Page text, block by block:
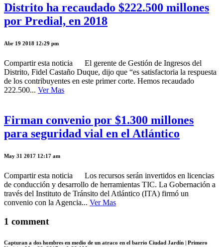
Distrito ha recaudado $222.500 millones
por Predial, en 2018
Abr 19 2018 12:29 pm
Compartir esta noticia El gerente de Gestión de Ingresos del
Distrito, Fidel Castaño Duque, dijo que “es satisfactoria la respuesta
de los contribuyentes en este primer corte. Hemos recaudado
222.500... Ver Mas
Firman convenio por $1.300 millones
para seguridad vial en el Atlántico
May 31 2017 12:17 am
Compartir esta noticia Los recursos serán invertidos en licencias
de conducción y desarrollo de herramientas TIC. La Gobernación a
través del Instituto de Tránsito del Atlántico (ITA) firmó un
convenio con la Agencia... Ver Mas
1 comment
Capturan a dos hombres en medio de un atraco en el barrio Ciudad Jardín | Primero